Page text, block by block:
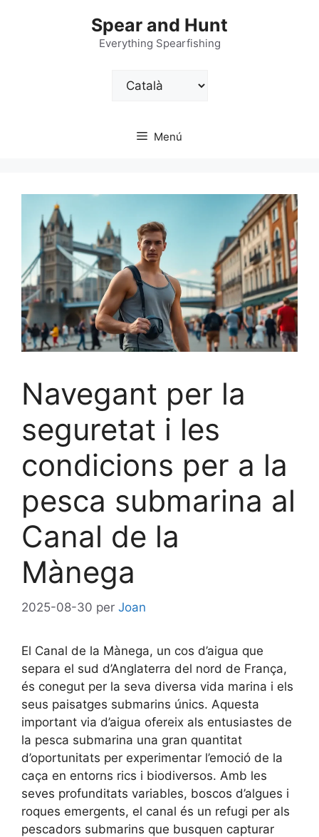
Spear and Hunt
Everything Spearfishing
Trieu
Menú
Navegant per la
seguretat i les
condicions per a la
pesca submarina al
Canal de la
Mànega
2025-08-30 per Joan
El Canal de la Mànega, un cos d’aigua que
separa el sud d’Anglaterra del nord de França,
és conegut per la seva diversa vida marina i els
seus paisatges submarins únics. Aquesta
important via d’aigua ofereix als entusiastes de
la pesca submarina una gran quantitat
d’oportunitats per experimentar l’emoció de la
caça en entorns rics i biodiversos. Amb les
seves profunditats variables, boscos d’algues i
roques emergents, el canal és un refugi per als
pescadors submarins que busquen capturar